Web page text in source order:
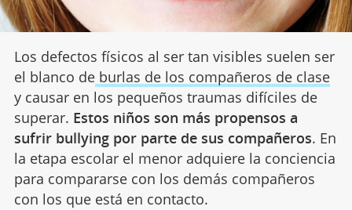
Los defectos físicos al ser tan visibles suelen ser
el blanco deburlas de los compañeros de clase
y causar en los pequeños traumas difíciles de
superar. Estos niños son más propensos a
sufrir bullying por parte de sus compañeros. En
la etapa escolar el menor adquiere la conciencia
para compararse con los demás compañeros
con los que está en contacto.